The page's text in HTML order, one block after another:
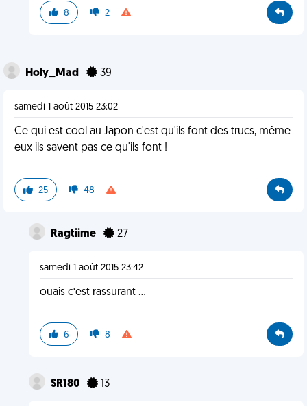
8 2
Holy_Mad 39
samedi 1 août 2015 23:02
Ce qui est cool au Japon c'est qu'ils font des trucs, même
eux ils savent pas ce qu'ils font !
25 48
Ragtiime 27
samedi 1 août 2015 23:42
ouais c‘est rassurant ...
6 8
SR180 13